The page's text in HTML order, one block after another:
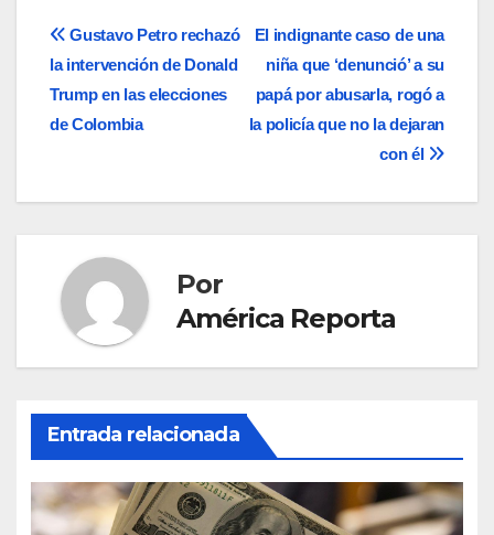
Navegación
de
entradas
El indignante caso de una
niña que ‘denunció’ a su
papá por abusarla, rogó a
la policía que no la dejaran
con él
Gustavo Petro rechazó
la intervención de Donald
Trump en las elecciones
de Colombia
Por
América Reporta
Entrada relacionada